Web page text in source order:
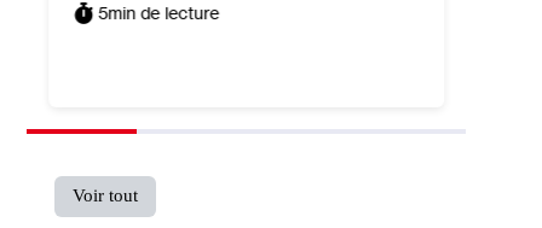
5min de lecture
Voir tout